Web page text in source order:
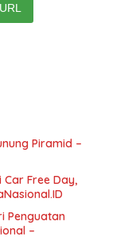
Piramid –
Free Day,
Penguatan
–